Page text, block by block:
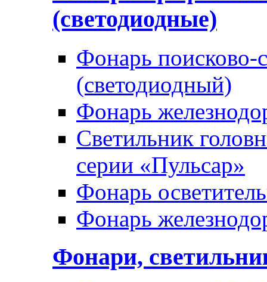
(светодиодные)
Фонарь
(светодиодный)
Фонарь
Светильник
серии «Пульсар»
Фонарь
Фонарь
Фонари,